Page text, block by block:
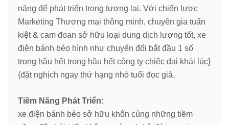
năng để phát triển trong tương lai. Với chiến lược
Marketing Thương mại thông minh, chuyên gia tuấn
kiệt & cam đoan sở hữu loại dung dịch lượng tốt, xe
điện bánh béo hình như chuyển đổi bắt đầu 1 số
trong hầu hết trong hầu hết công ty chiếc đại khái lúc}
{đặt nghịch ngay thứ hạng nhỏ tuổi đọc giả.
Tiềm Năng Phát Triển:
xe điện bánh béo sở hữu khôn cùng những tiềm